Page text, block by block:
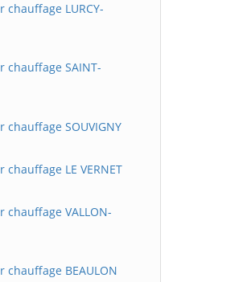
LURCY-
chauffage SAINT-
SOUVIGNY
LE VERNET
chauffage VALLON-
BEAULON